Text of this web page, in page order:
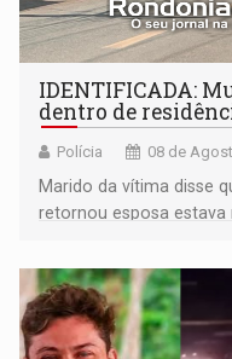
IDENTIFICADA:
dentro de
Polícia 08 de
Marido da vítima disse
retornou esposa estava